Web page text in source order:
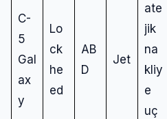
C-
5
Gal
ax
y
Lo
ck
he
ed
AB
D
Jet
ate
jik
na
kliy
e
uç
Giriş Yap
Kullanıcı Adı veya E-posta